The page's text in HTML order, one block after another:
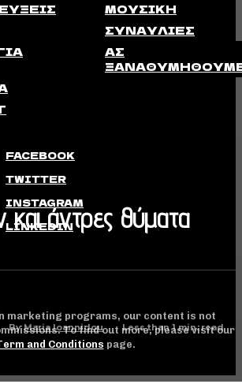
άντρες θύματα
By Maria Ioannidou Less than 1min. read
ΜΟΥΣΙΚΉ
ΣΥΝΑΥΛΊΕΣ
ΑΣ
FACEBOOK
TWITTER
INSTAGRAM
LINKEDIN
marketing programs, our content is not
To find out more, please visit our
and Conditions page.